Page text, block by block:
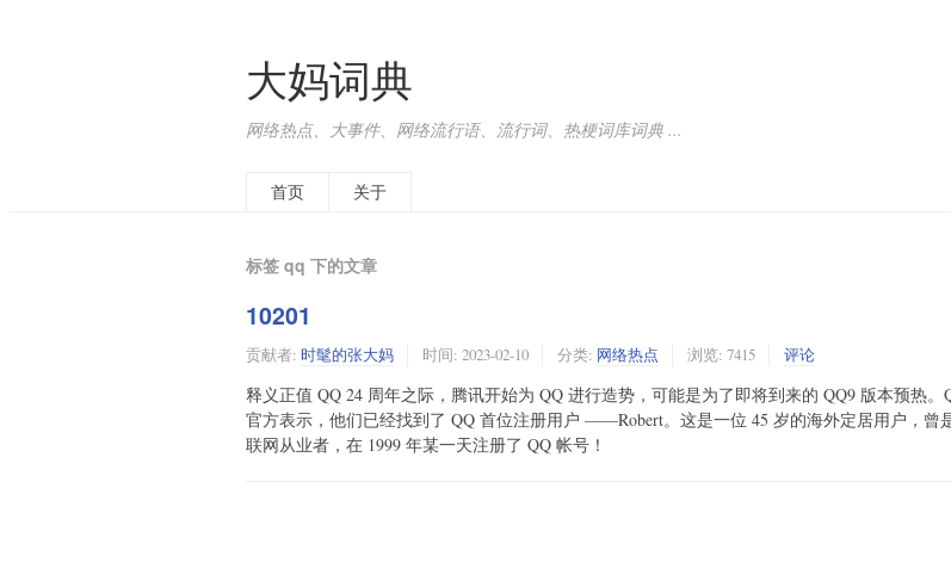
大妈词典
网络热点、大事件、网络流行语、流行词、热梗词库词典 ...
首页 关于
标签 qq 下的文章
10201
贡献者: 时髦的张大妈 时间: 2023-02-10 分类: 网络热点 浏览: 7415 评论
释义正值 QQ 24 周年之际，腾讯开始为 QQ 进行造势，可能是为了即将到来的 QQ9 版本预热。
官方表示，他们已经找到了 QQ 首位注册用户 ——Robert。这是一位 45 岁的海外定居用户，曾
联网从业者，在 1999 年某一天注册了 QQ 帐号！